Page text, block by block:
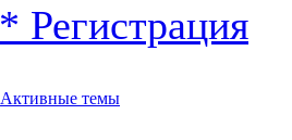
Регистрация
Активные темы